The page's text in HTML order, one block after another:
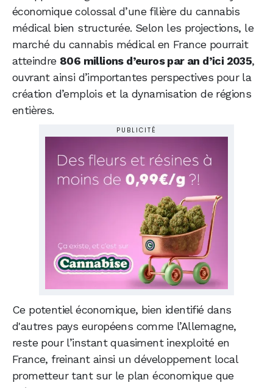
économique colossal d’une filière du cannabis
médical bien structurée. Selon les projections, le
marché du cannabis médical en France pourrait
atteindre 806 millions d’euros par an d’ici 2035,
ouvrant ainsi d’importantes perspectives pour la
création d’emplois et la dynamisation de régions
entières.
PUBLICITÉ
Ce potentiel économique, bien identifié dans
d'autres pays européens comme l’Allemagne,
reste pour l’instant quasiment inexploité en
France, freinant ainsi un développement local
prometteur tant sur le plan économique que